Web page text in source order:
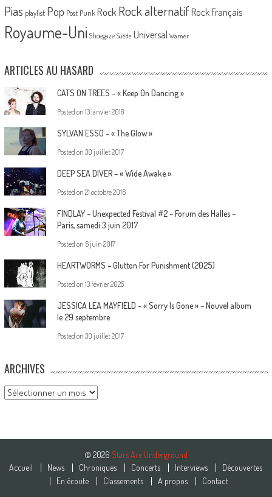
Pias playlist Pop Post Punk Rock Rock alternatif Rock Français
Royaume-Uni Shoegaze Suède Universal Warner
ARTICLES AU HASARD
CATS ON TREES – « Keep On Dancing »
Posted on 13 janvier 2018
SYLVAN ESSO – « The Glow »
Posted on 30 juillet 2017
DEEP SEA DIVER – « Wide Awake »
Posted on 21 octobre 2016
FINDLAY – Unexpected Festival #2 – Forum des Halles –
Paris, samedi 3 juin 2017
Posted on 6 juin 2017
HEARTWORMS – Glutton For Punishment (2025)
Posted on 13 février 2025
JESSICA LEA MAYFIELD – « Sorry Is Gone » – Nouvel album
le 29 septembre
Posted on 30 juillet 2017
ARCHIVES
Archives
© 2026 Stars Are Underground
Accueil
News Chroniques Concerts Interviews
Découvertes
En écoute
Classements A propos Contact